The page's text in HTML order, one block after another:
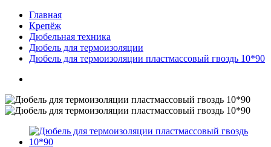
Главная
Крепёж
Дюбельная техника
Дюбель для термоизоляции
Дюбель для термоизоляции пластмассовый гвоздь 10*90